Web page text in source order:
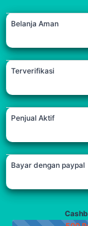
Belanja Aman
Terverifikasi
Penjual Aktif
Bayar dengan paypal